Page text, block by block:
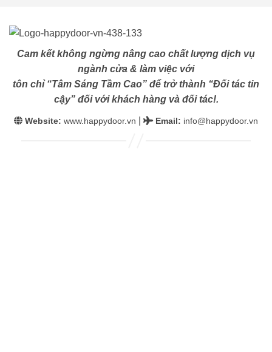
Cam kết không ngừng nâng cao chất lượng dịch vụ
ngành cửa & làm việc với
tôn chỉ “Tâm Sáng Tầm Cao” để trở thành “Đối tác tin
cậy” đối với khách hàng và đối tác!.
Website: www.happydoor.vn Email: info@happydoor.vn